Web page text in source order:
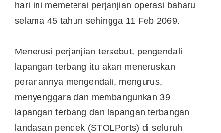
hari ini memeterai perjanjian operasi baharu
selama 45 tahun sehingga 11 Feb 2069.
Menerusi perjanjian tersebut, pengendali
lapangan terbang itu akan meneruskan
peranannya mengendali, mengurus,
menyenggara dan membangunkan 39
lapangan terbang dan lapangan terbangan
landasan pendek (STOLPorts) di seluruh